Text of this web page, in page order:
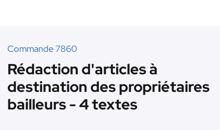
Commande 7860
Rédaction d'articles à
destination des propriétaires
bailleurs - 4 textes